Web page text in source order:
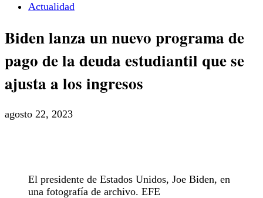
Actualidad
Biden lanza un nuevo programa de
pago de la deuda estudiantil que se
ajusta a los ingresos
agosto 22, 2023
El presidente de Estados Unidos, Joe Biden, en
una fotografía de archivo. EFE